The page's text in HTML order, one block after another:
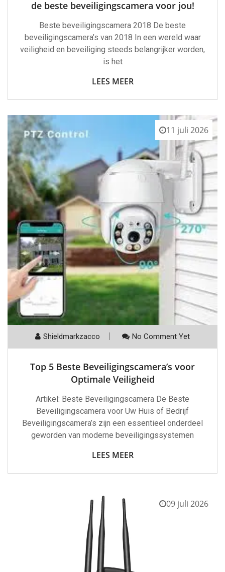
de beste beveiligingscamera voor jou!
Beste beveiligingscamera 2018 De beste
beveiligingscamera’s van 2018 In een wereld waar
veiligheid en beveiliging steeds belangrijker worden,
is het
LEES MEER
11 juli 2026
Shieldmarkzacco No Comment Yet
Top 5 Beste Beveiligingscamera’s voor
Optimale Veiligheid
Artikel: Beste Beveiligingscamera De Beste
Beveiligingscamera voor Uw Huis of Bedrijf
Beveiligingscamera’s zijn een essentieel onderdeel
geworden van moderne beveiligingssystemen
LEES MEER
09 juli 2026